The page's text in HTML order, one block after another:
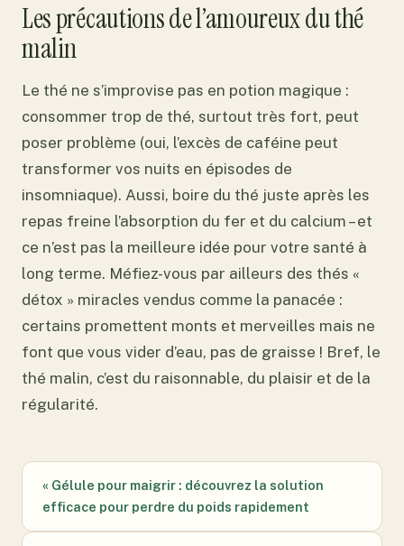
Les précautions de l’amoureux du thé
malin
Le thé ne s’improvise pas en potion magique :
consommer trop de thé, surtout très fort, peut
poser problème (oui, l’excès de caféine peut
transformer vos nuits en épisodes de
insomniaque). Aussi, boire du thé juste après les
repas freine l’absorption du fer et du calcium – et
ce n’est pas la meilleure idée pour votre santé à
long terme. Méfiez-vous par ailleurs des thés «
détox » miracles vendus comme la panacée :
certains promettent monts et merveilles mais ne
font que vous vider d’eau, pas de graisse ! Bref, le
thé malin, c’est du raisonnable, du plaisir et de la
régularité.
« Gélule pour maigrir : découvrez la solution
efficace pour perdre du poids rapidement